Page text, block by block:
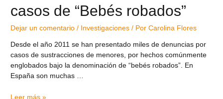
casos de “Bebés robados”
Dejar un comentario / Investigaciones / PorCarolina Flores
Desde el año 2011 se han presentado miles de denuncias por
casos de sustracciones de menores, por hechos comúnmente
englobados bajo la denominación de “bebés robados”. En
España son muchas …
Leer más »